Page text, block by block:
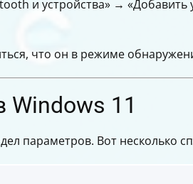
и устройства» →
что он в режиме
Windows 11
параметров. Вот несколько